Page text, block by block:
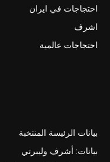
احتجاجات في ايران
اشرف
احتجاجات عالمية
بيانات الرئيسة المنتخبة
بيانات: أشرف وليبرتي